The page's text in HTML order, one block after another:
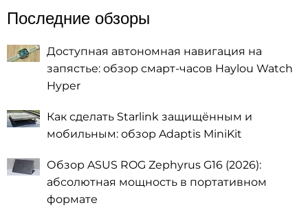
Последние обзоры
Доступная автономная навигация на
запястье: обзор смарт-часов Haylou Watch
Hyper
Как сделать Starlink защищённым и
мобильным: обзор Adaptis MiniKit
Обзор ASUS ROG Zephyrus G16 (2026):
абсолютная мощность в портативном
формате